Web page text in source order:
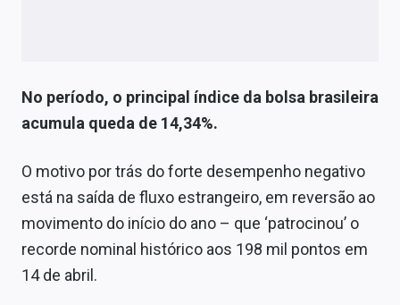
Conteúdo de Marca
Expediente
No período, o principal índice da bolsa brasileira
acumula queda de 14,34%.
O motivo por trás do forte desempenho negativo
está na saída de fluxo estrangeiro, em reversão ao
movimento do início do ano – que ‘patrocinou’ o
recorde nominal histórico aos 198 mil pontos em
14 de abril.